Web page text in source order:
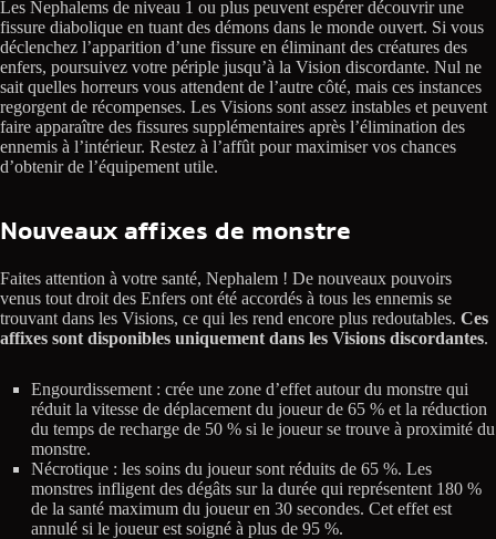
Les Nephalems de niveau 1 ou plus peuvent espérer découvrir une
fissure diabolique en tuant des démons dans le monde ouvert. Si vous
déclenchez l’apparition d’une fissure en éliminant des créatures des
enfers, poursuivez votre périple jusqu’à la Vision discordante. Nul ne
sait quelles horreurs vous attendent de l’autre côté, mais ces instances
regorgent de récompenses. Les Visions sont assez instables et peuvent
faire apparaître des fissures supplémentaires après l’élimination des
ennemis à l’intérieur. Restez à l’affût pour maximiser vos chances
d’obtenir de l’équipement utile.
Nouveaux affixes de monstre
Faites attention à votre santé, Nephalem ! De nouveaux pouvoirs
venus tout droit des Enfers ont été accordés à tous les ennemis se
trouvant dans les Visions, ce qui les rend encore plus redoutables. Ces
affixes sont disponibles uniquement dans les Visions discordantes.
Engourdissement : crée une zone d’effet autour du monstre qui
réduit la vitesse de déplacement du joueur de 65 % et la réduction
du temps de recharge de 50 % si le joueur se trouve à proximité du
monstre.
Nécrotique : les soins du joueur sont réduits de 65 %. Les
monstres infligent des dégâts sur la durée qui représentent 180 %
de la santé maximum du joueur en 30 secondes. Cet effet est
annulé si le joueur est soigné à plus de 95 %.